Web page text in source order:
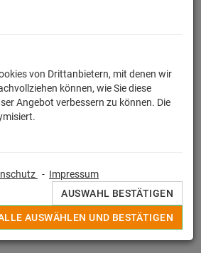
Motiv oder Lizensierter Print, alle
in Deutschland unter strengen
im Sieb - / Digitaldruckverfahren
von Drittanbietern, mit denen wir
können, wie Sie diese
Angebot verbessern zu können. Die
- Impressum
AUSWAHL BESTÄTIGEN
AUSWÄHLEN UND BESTÄTIGEN